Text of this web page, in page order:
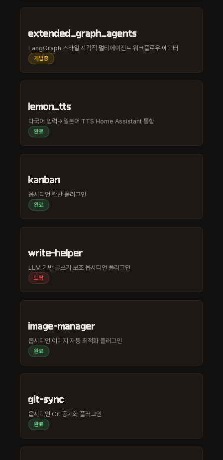
extended_graph_agents
LangGraph 스타일 시각적 멀티에이전트 워크플로우 에디터
개발중
lemon_tts
다국어 입력→일본어 TTS Home Assistant 통합
완료
kanban
옵시디언 칸반 플러그인
완료
write-helper
LLM 기반 글쓰기 보조 옵시디언 플러그인
드랍
image-manager
옵시디언 이미지 자동 최적화 플러그인
완료
git-sync
옵시디언 Git 동기화 플러그인
완료